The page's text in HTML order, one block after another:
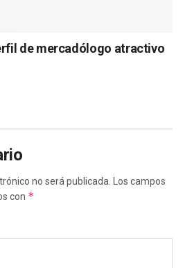
de mercadólogo atractivo
no será publicada.
Los campos
con *